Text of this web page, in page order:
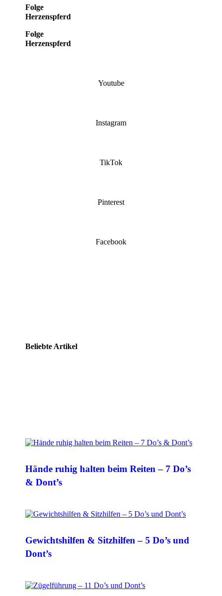
Folge
Herzenspferd
Folge
Herzenspferd
Youtube
Instagram
TikTok
Pinterest
Facebook
Beliebte Artikel
Hände ruhig halten beim Reiten – 7 Do’s
& Dont’s
Gewichtshilfen & Sitzhilfen – 5 Do’s und
Dont’s